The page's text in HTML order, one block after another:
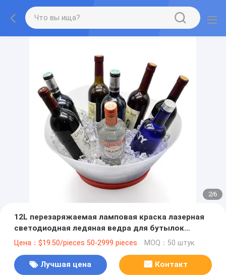
2/6
12L перезаряжаемая ламповая краска лазерная
светодиодная ледяная ведра для бутылок
шампанского и вина
Цена：$19.50/pieces 50-2999 pieces MOQ：50 штук
Лучшая цена Контакт